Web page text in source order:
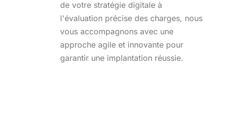
de votre stratégie digitale à
l'évaluation précise des charges, nous
vous accompagnons avec une
approche agile et innovante pour
garantir une implantation réussie.